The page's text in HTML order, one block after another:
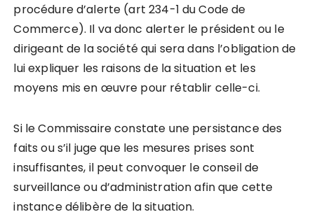
procédure d’alerte (art 234-1 du Code de
Commerce). Il va donc alerter le président ou le
dirigeant de la société qui sera dans l’obligation de
lui expliquer les raisons de la situation et les
moyens mis en œuvre pour rétablir celle-ci.
Si le Commissaire constate une persistance des
faits ou s’il juge que les mesures prises sont
insuffisantes, il peut convoquer le conseil de
surveillance ou d’administration afin que cette
instance délibère de la situation.